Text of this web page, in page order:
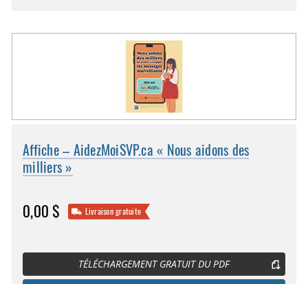
Affiche – AidezMoiSVP.ca « Nous aidons des
milliers »
0,00 $ Livraison gratuite
TÉLÉCHARGEMENT GRATUIT DU PDF